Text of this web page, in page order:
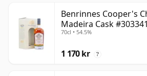
Benrinnes Cooper's
Madeira Cask
gammal
70cl • 54.5%
1 170 kr ?